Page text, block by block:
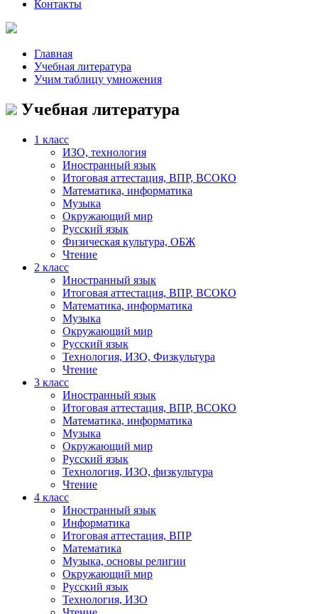
Контакты
Главная
Учебная литература
Учим таблицу умножения
Учебная литература
1 класс
ИЗО, технология
Иностранный язык
Итоговая аттестация, ВПР, ВСОКО
Математика, информатика
Музыка
Окружающий мир
Русский язык
Физическая культура, ОБЖ
Чтение
2 класс
Иностранный язык
Итоговая аттестация, ВПР, ВСОКО
Математика, информатика
Музыка
Окружающий мир
Русский язык
Технология, ИЗО, Физкультура
Чтение
3 класс
Иностранный язык
Итоговая аттестация, ВПР, ВСОКО
Математика, информатика
Музыка
Окружающий мир
Русский язык
Технология, ИЗО, физкультура
Чтение
4 класс
Иностранный язык
Информатика
Итоговая аттестация, ВПР
Математика
Музыка, основы религии
Окружающий мир
Русский язык
Технология, ИЗО